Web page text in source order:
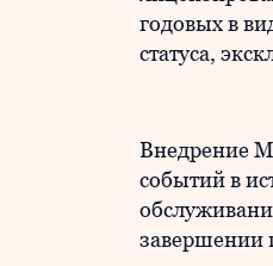
годовых в
статуса,
Внедрение
событий в
завершении